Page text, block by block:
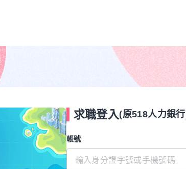
求職登入(原518人力銀
帳號